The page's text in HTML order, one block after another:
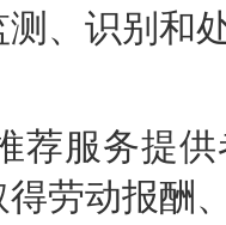
测、识别和
荐服务提
劳动报酬